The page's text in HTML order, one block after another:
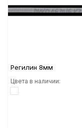
Регилин 8мм
Цвета в наличии: